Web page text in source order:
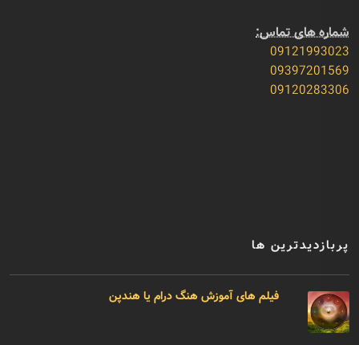
شماره های تماس:
09121993023
09397201569
09120283306
پربازدیدترین ها
فیلم های آموزش هنگ درام یا هندپن